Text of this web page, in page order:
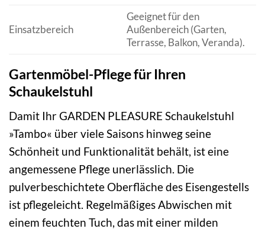
Einsatzbereich
Geeignet für den
Außenbereich (Garten,
Terrasse, Balkon, Veranda).
Gartenmöbel-Pflege für Ihren
Schaukelstuhl
Damit Ihr GARDEN PLEASURE Schaukelstuhl
»Tambo« über viele Saisons hinweg seine
Schönheit und Funktionalität behält, ist eine
angemessene Pflege unerlässlich. Die
pulverbeschichtete Oberfläche des Eisengestells
ist pflegeleicht. Regelmäßiges Abwischen mit
einem feuchten Tuch, das mit einer milden